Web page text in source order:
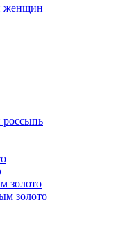
женщин
россыпь
золото
золото